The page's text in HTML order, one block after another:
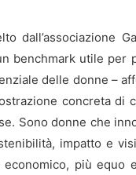
dall’associazione
benchmark utile per
delle donne –
concreta di
Sono donne che
impatto e
più